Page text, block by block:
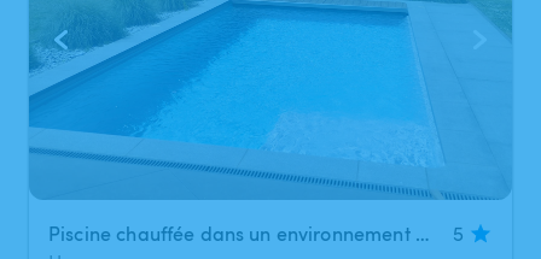
Piscine chauffée dans un environnement calme et verdoyant
5